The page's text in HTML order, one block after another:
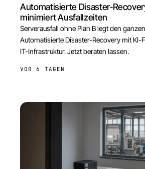
Automatisierte Disaster-
minimiert Ausfallzeiten
Serverausfall ohne Plan B legt den
Automatisierte Disaster-Recovery mit KI-
IT-Infrastruktur. Jetzt beraten lassen.
VOR 6 TAGEN